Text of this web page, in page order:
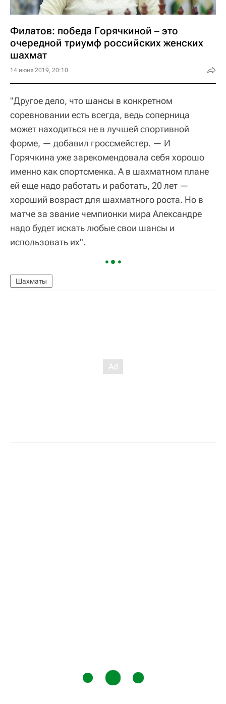
Филатов: победа Горячкиной – это
очередной триумф российских женских
шахмат
14 июня 2019, 20:10
"Другое дело, что шансы в конкретном
соревновании есть всегда, ведь соперница
может находиться не в лучшей спортивной
форме, — добавил гроссмейстер. — И
Горячкина уже зарекомендовала себя хорошо
именно как спортсменка. А в шахматном плане
ей еще надо работать и работать, 20 лет —
хороший возраст для шахматного роста. Но в
матче за звание чемпионки мира Александре
надо будет искать любые свои шансы и
использовать их".
Шахматы